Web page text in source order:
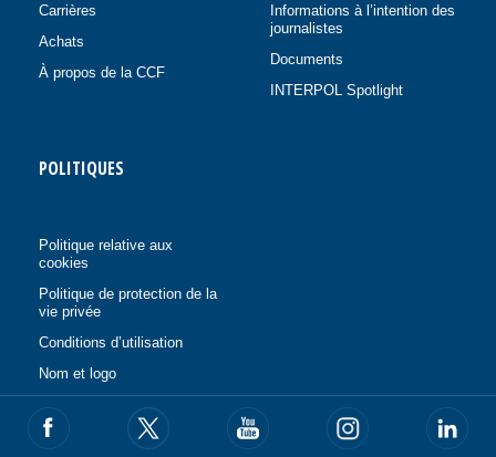
Carrières
Achats
À propos de la CCF
Informations à l’intention des
journalistes
Documents
INTERPOL Spotlight
POLITIQUES
Politique relative aux
cookies
Politique de protection de la
vie privée
Conditions d’utilisation
Nom et logo